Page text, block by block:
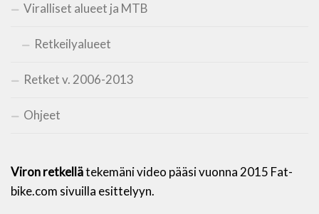
Viralliset alueet ja MTB
Retkeilyalueet
Retket v. 2006-2013
Ohjeet
Viron retkellätekemäni video pääsi vuonna 2015 Fat-
bike.com sivuilla esittelyyn.